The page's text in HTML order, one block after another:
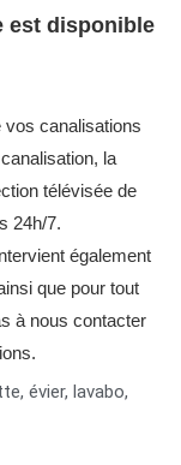
est disponible
vos canalisations
la
télévisée de
24h/7.
également
que pour tout
à nous contacter
évier, lavabo,